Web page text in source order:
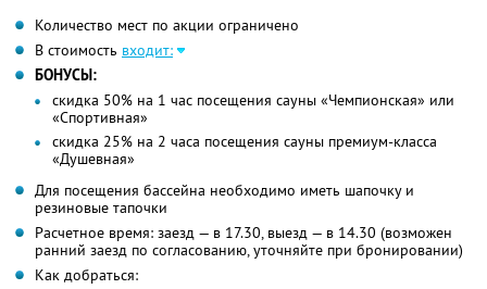
Количество мест по акции ограничено
В стоимость входит:
БОНУСЫ:
скидка 50% на 1 час посещения сауны «Чемпионская» или
«Спортивная»
скидка 25% на 2 часа посещения сауны премиум-класса
«Душевная»
Для посещения бассейна необходимо иметь шапочку и
резиновые тапочки
Расчетное время: заезд — в 17.30, выезд — в 14.30 (возможен
ранний заезд по согласованию, уточняйте при бронировании)
Как добраться: